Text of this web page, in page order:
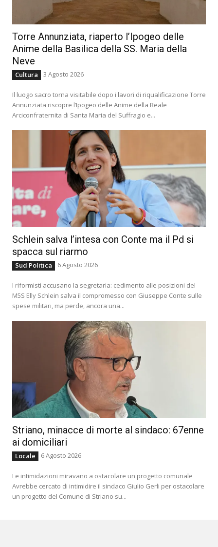
Torre Annunziata, riaperto l’Ipogeo delle
Anime della Basilica della SS. Maria della
Neve
Cultura 3 Agosto 2026
Il luogo sacro torna visitabile dopo i lavori di riqualificazione Torre
Annunziata riscopre l’Ipogeo delle Anime della Reale
Arciconfraternita di Santa Maria del Suffragio e...
Schlein salva l’intesa con Conte ma il Pd si
spacca sul riarmo
Sud Politica 6 Agosto 2026
I riformisti accusano la segretaria: cedimento alle posizioni del
M5S Elly Schlein salva il compromesso con Giuseppe Conte sulle
spese militari, ma perde, ancora una...
Striano, minacce di morte al sindaco: 67enne
ai domiciliari
Locale 6 Agosto 2026
Le intimidazioni miravano a ostacolare un progetto comunale
Avrebbe cercato di intimidire il sindaco Giulio Gerli per ostacolare
un progetto del Comune di Striano su...